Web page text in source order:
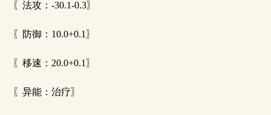
〖法攻：-30.1-0.3〗
〖防御：10.0+0.1〗
〖移速：20.0+0.1〗
〖异能：治疗〗